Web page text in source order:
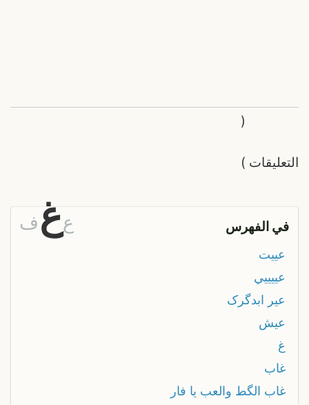
التعليقات
(
)
في الفهرس عغف
عييت
عييييي
عیر ابدگرک
عیش
غ
غاب
غاب الگط والعب يا فار